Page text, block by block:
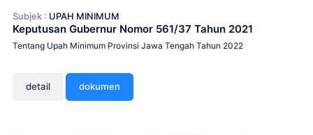
Subjek : UPAH MINIMUM
Keputusan Gubernur Nomor 561/37 Tahun 2021
Tentang Upah Minimum Provinsi Jawa Tengah Tahun 2022
detail dokumen